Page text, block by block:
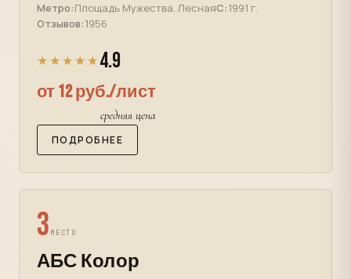
Метро:Площадь Мужества, ЛеснаяС:1991 г.
Отзывов:1956
★★★★★ 4.9
от 12 руб./лист
средняя цена
ПОДРОБНЕЕ
3 МЕСТО
АБС Колор